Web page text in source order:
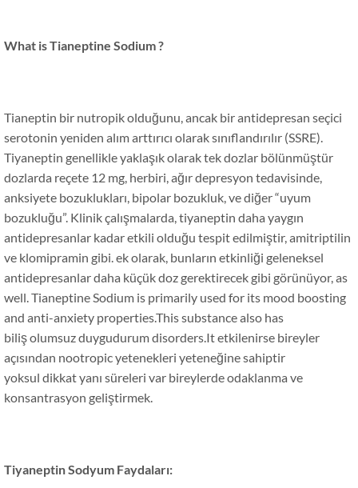
What is Tianeptine Sodium?
Tianeptin bir nutropik olduğunu, ancak bir antidepresan seçici
serotonin yeniden alım arttırıcı olarak sınıflandırılır (SSRE).
Tiyaneptin genellikle yaklaşık olarak tek dozlar bölünmüştür
dozlarda reçete 12 mg, herbiri, ağır depresyon tedavisinde,
anksiyete bozuklukları, bipolar bozukluk, ve diğer “uyum
bozukluğu”. Klinik çalışmalarda, tiyaneptin daha yaygın
antidepresanlar kadar etkili olduğu tespit edilmiştir, amitriptilin
ve klomipramin gibi. ek olarak, bunların etkinliği geleneksel
antidepresanlar daha küçük doz gerektirecek gibi görünüyor,as
well.Tianeptine Sodium is primarily used for its mood boosting
and anti-anxiety properties.This substance also has
biliş olumsuz duygudurum disorders.It etkilenirse bireyler
açısından nootropic yetenekleri yeteneğine sahiptir
yoksul dikkat yanı süreleri var bireylerde odaklanma ve
konsantrasyon geliştirmek.
Tiyaneptin Sodyum Faydaları: